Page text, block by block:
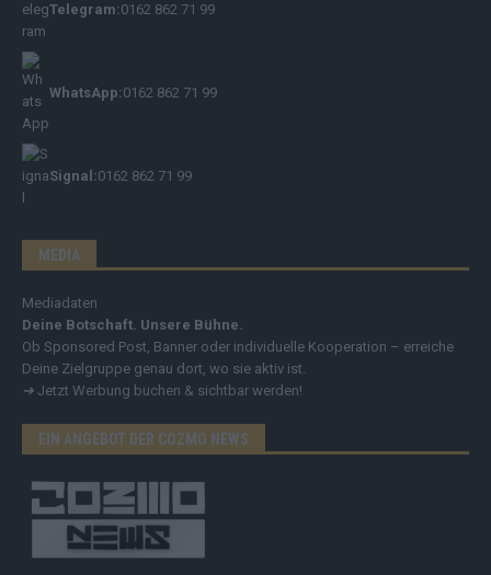
Telegram:0162 862 71 99
WhatsApp:0162 862 71 99
Signal:0162 862 71 99
MEDIA
Mediadaten
Deine Botschaft. Unsere Bühne.
Ob Sponsored Post, Banner oder individuelle Kooperation – erreiche
Deine Zielgruppe genau dort, wo sie aktiv ist.
➔ Jetzt Werbung buchen & sichtbar werden!
EIN ANGEBOT DER COZMO NEWS